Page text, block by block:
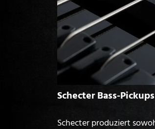
Schecter Bass-Pickups
Schecter produziert